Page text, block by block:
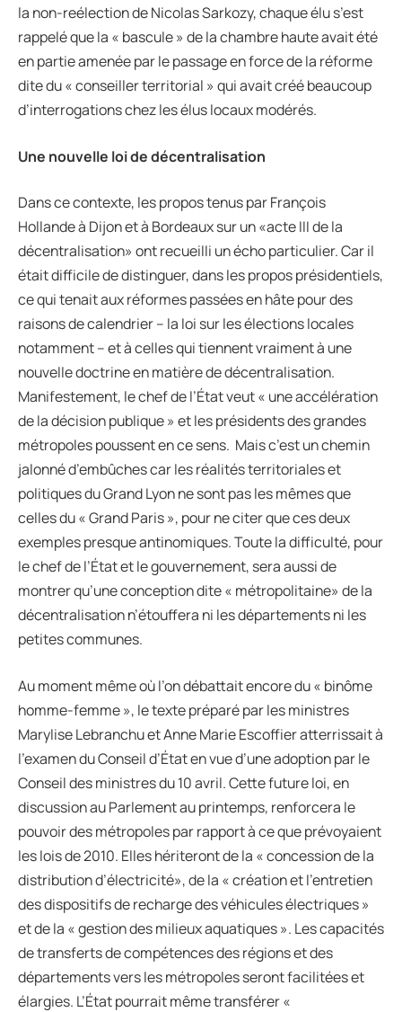
la non-reélection de Nicolas Sarkozy, chaque élu s’est
rappelé que la « bascule » de la chambre haute avait été
en partie amenée par le passage en force de la réforme
dite du « conseiller territorial » qui avait créé beaucoup
d’interrogations chez les élus locaux modérés.
Une nouvelle loi de décentralisation
Dans ce contexte, les propos tenus par François
Hollande à Dijon et à Bordeaux sur un «acte III de la
décentralisation» ont recueilli un écho particulier. Car il
était difficile de distinguer, dans les propos présidentiels,
ce qui tenait aux réformes passées en hâte pour des
raisons de calendrier – la loi sur les élections locales
notamment – et à celles qui tiennent vraiment à une
nouvelle doctrine en matière de décentralisation.
Manifestement, le chef de l’État veut « une accélération
de la décision publique » et les présidents des grandes
métropoles poussent en ce sens. Mais c’est un chemin
jalonné d’embûches car les réalités territoriales et
politiques du Grand Lyon ne sont pas les mêmes que
celles du « Grand Paris », pour ne citer que ces deux
exemples presque antinomiques. Toute la difficulté, pour
le chef de l’État et le gouvernement, sera aussi de
montrer qu’une conception dite « métropolitaine» de la
décentralisation n’étouffera ni les départements ni les
petites communes.
Au moment même où l’on débattait encore du « binôme
homme-femme », le texte préparé par les ministres
Marylise Lebranchu et Anne Marie Escoffier atterrissait à
l’examen du Conseil d’État en vue d’une adoption par le
Conseil des ministres du 10 avril. Cette future loi, en
discussion au Parlement au printemps, renforcera le
pouvoir des métropoles par rapport à ce que prévoyaient
les lois de 2010. Elles hériteront de la « concession de la
distribution d’électricité», de la « création et l’entretien
des dispositifs de recharge des véhicules électriques »
et de la « gestion des milieux aquatiques ». Les capacités
de transferts de compétences des régions et des
départements vers les métropoles seront facilitées et
élargies. L’État pourrait même transférer «